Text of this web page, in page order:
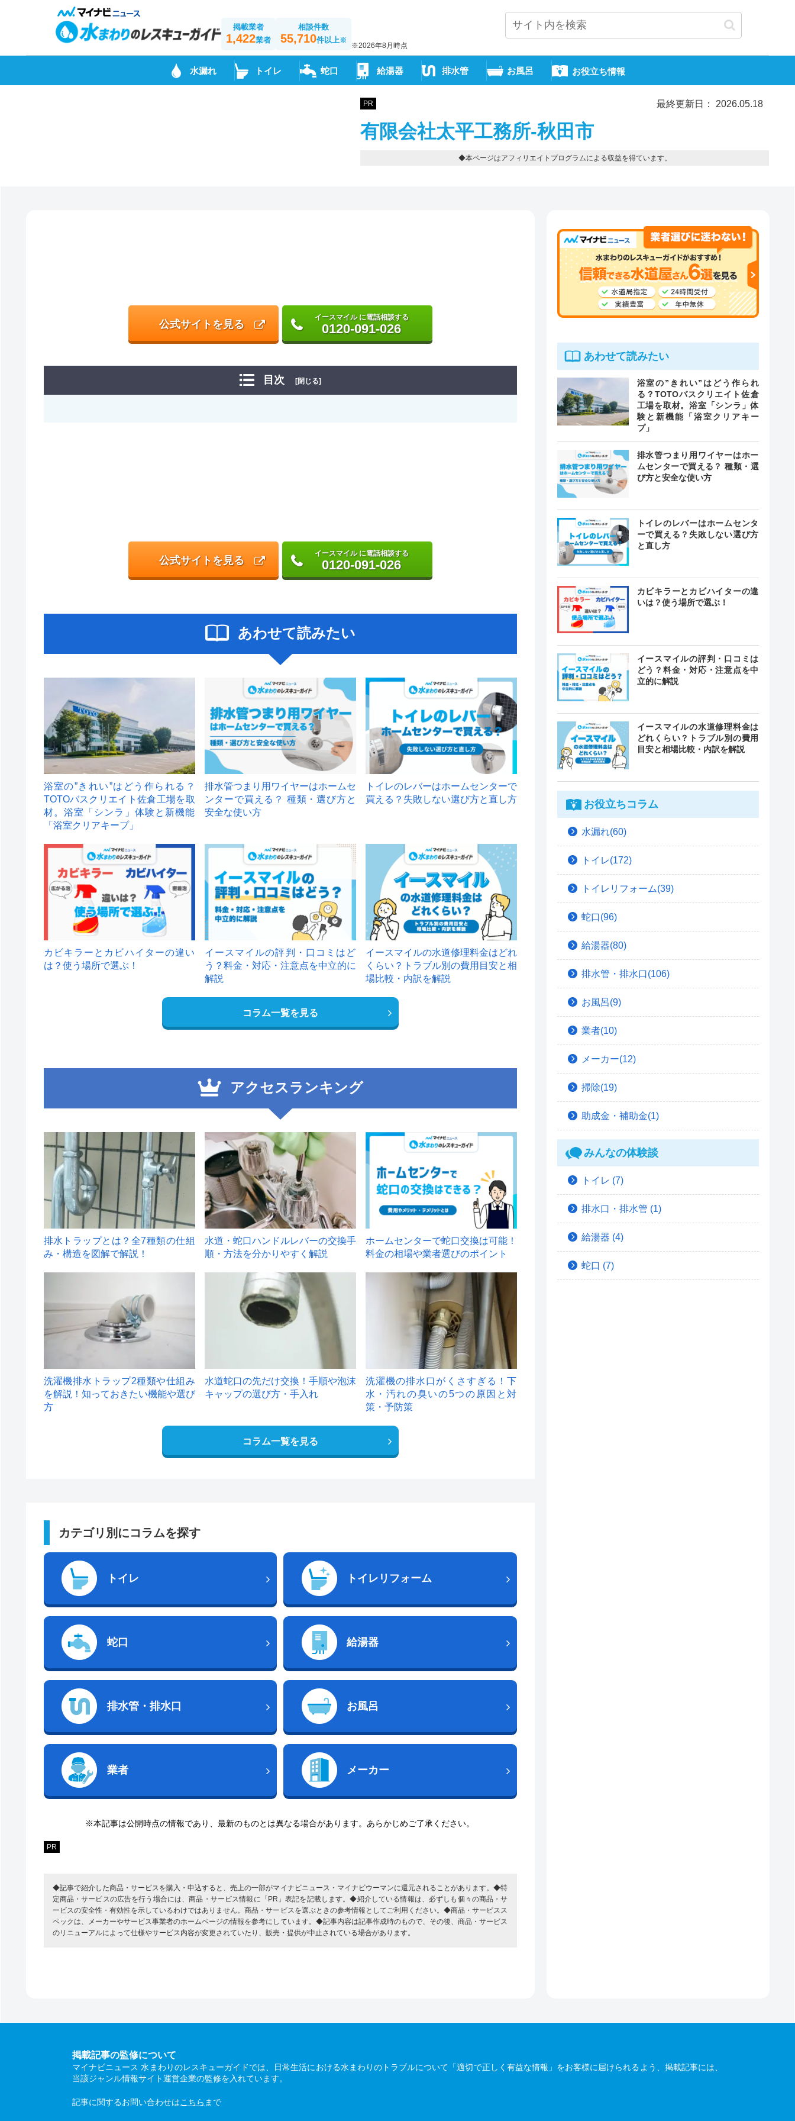
掲載業者
1,422業者
相談件数
55,710件以上※
※2026年8月時点
水漏れ トイレ 蛇口 給湯器 排水管 お風呂 お役立ち情報
PR 最終更新日： 2026.05.18
有限会社太平工務所-秋田市
◆本ページはアフィリエイトプログラムによる収益を得ています。
公式サイトを見る
イースマイル に電話相談する
0120-091-026
目次 [閉じる]
公式サイトを見る
イースマイル に電話相談する
0120-091-026
あわせて読みたい
浴室の”きれい”はどう作られる？
TOTOバスクリエイト佐倉工場を取
材。浴室「シンラ」体験と新機能
「浴室クリアキープ」
排水管つまり用ワイヤーはホームセ
ンターで買える？ 種類・選び方と
安全な使い方
トイレのレバーはホームセンターで
買える？失敗しない選び方と直し方
カビキラーとカビハイターの違い
は？使う場所で選ぶ！
イースマイルの評判・口コミはど
う？料金・対応・注意点を中立的に
解説
イースマイルの水道修理料金はどれ
くらい？トラブル別の費用目安と相
場比較・内訳を解説
コラム一覧を見る
アクセスランキング
1
排水トラップとは？全7種類の仕組
み・構造を図解で解説！
2
水道・蛇口ハンドルレバーの交換手
順・方法を分かりやすく解説
ホームセンターで蛇口交換は可能！
料金の相場や業者選びのポイント
洗濯機排水トラップ2種類や仕組み
を解説！知っておきたい機能や選び
方
水道蛇口の先だけ交換！手順や泡沫
キャップの選び方・手入れ
洗濯機の排水口がくさすぎる！下
水・汚れの臭いの5つの原因と対
策・予防策
コラム一覧を見る
カテゴリ別にコラムを探す
トイレ トイレリフォーム
蛇口 給湯器
排水管・排水口 お風呂
業者 メーカー
※本記事は公開時点の情報であり、最新のものとは異なる場合があります。あらかじめご了承ください。
PR
◆記事で紹介した商品・サービスを購入・申込すると、売上の一部がマイナビニュース・マイナビウーマンに還元されることがあります。◆特
定商品・サービスの広告を行う場合には、商品・サービス情報に「PR」表記を記載します。◆紹介している情報は、必ずしも個々の商品・サ
ービスの安全性・有効性を示しているわけではありません。商品・サービスを選ぶときの参考情報としてご利用ください。◆商品・サービスス
ペックは、メーカーやサービス事業者のホームページの情報を参考にしています。◆記事内容は記事作成時のもので、その後、商品・サービス
のリニューアルによって仕様やサービス内容が変更されていたり、販売・提供が中止されている場合があります。
あわせて読みたい
浴室の”きれい”はどう作られ
る？TOTOバスクリエイト佐倉
工場を取材。浴室「シンラ」体
験と新機能「浴室クリアキー
プ」
排水管つまり用ワイヤーはホー
ムセンターで買える？ 種類・選
び方と安全な使い方
トイレのレバーはホームセンタ
ーで買える？失敗しない選び方
と直し方
カビキラーとカビハイターの違
いは？使う場所で選ぶ！
イースマイルの評判・口コミは
どう？料金・対応・注意点を中
立的に解説
イースマイルの水道修理料金は
どれくらい？トラブル別の費用
目安と相場比較・内訳を解説
お役立ちコラム
水漏れ(60)
トイレ(172)
トイレリフォーム(39)
蛇口(96)
給湯器(80)
排水管・排水口(106)
お風呂(9)
業者(10)
メーカー(12)
掃除(19)
助成金・補助金(1)
みんなの体験談
トイレ (7)
排水口・排水管 (1)
給湯器 (4)
蛇口 (7)
掲載記事の監修について
マイナビニュース 水まわりのレスキューガイドでは、日常生活における水まわりのトラブルについて「適切で正しく有益な情報」をお客様に届けられるよう、掲載記事には、
当該ジャンル情報サイト運営企業の監修を入れています。
記事に関するお問い合わせはこちら まで